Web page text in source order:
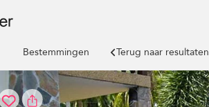
Bestemmingen Terug naar resultaten